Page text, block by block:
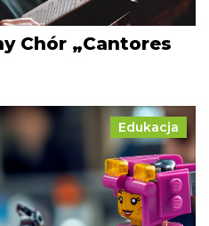
Chór „Cantores
Edukacja